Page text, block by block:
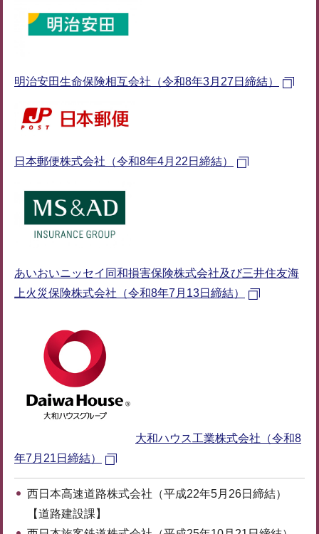
明治安田生命保険相互会社（令和8年3月27日締結）
日本郵便株式会社（令和8年4月22日締結）
あいおいニッセイ同和損害保険株式会社及び三井住友海
上火災保険株式会社（令和8年7月13日締結）
大和ハウス工業株式会社（令和8
年7月21日締結）
西日本高速道路株式会社（平成22年5月26日締結）
【道路建設課】